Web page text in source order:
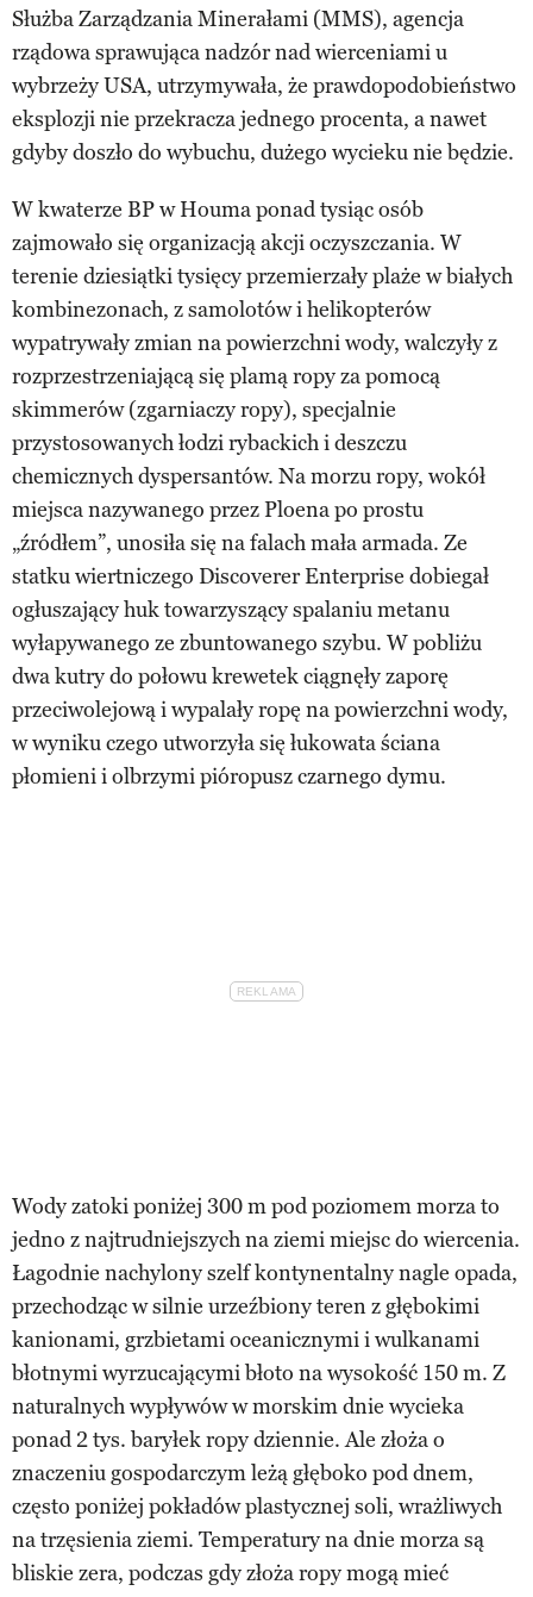
Służba Zarządzania Minerałami (MMS), agencja
rządowa sprawująca nadzór nad wierceniami u
wybrzeży USA, utrzymywała, że prawdopodobieństwo
eksplozji nie przekracza jednego procenta, a nawet
gdyby doszło do wybuchu, dużego wycieku nie będzie.
W kwaterze BP w Houma ponad tysiąc osób
zajmowało się organizacją akcji oczyszczania. W
terenie dziesiątki tysięcy przemierzały plaże w białych
kombinezonach, z samolotów i helikopterów
wypatrywały zmian na powierzchni wody, walczyły z
rozprzestrzeniającą się plamą ropy za pomocą
skimmerów (zgarniaczy ropy), specjalnie
przystosowanych łodzi rybackich i deszczu
chemicznych dyspersantów. Na morzu ropy, wokół
miejsca nazywanego przez Ploena po prostu
„źródłem”, unosiła się na falach mała armada. Ze
statku wiertniczego Discoverer Enterprise dobiegał
ogłuszający huk towarzyszący spalaniu metanu
wyłapywanego ze zbuntowanego szybu. W pobliżu
dwa kutry do połowu krewetek ciągnęły zaporę
przeciwolejową i wypalały ropę na powierzchni wody,
w wyniku czego utworzyła się łukowata ściana
płomieni i olbrzymi pióropusz czarnego dymu.
Wody zatoki poniżej 300 m pod poziomem morza to
jedno z najtrudniejszych na ziemi miejsc do wiercenia.
Łagodnie nachylony szelf kontynentalny nagle opada,
przechodząc w silnie urzeźbiony teren z głębokimi
kanionami, grzbietami oceanicznymi i wulkanami
błotnymi wyrzucającymi błoto na wysokość 150 m. Z
naturalnych wypływów w morskim dnie wycieka
ponad 2 tys. baryłek ropy dziennie. Ale złoża o
znaczeniu gospodarczym leżą głęboko pod dnem,
często poniżej pokładów plastycznej soli, wrażliwych
na trzęsienia ziemi. Temperatury na dnie morza są
bliskie zera, podczas gdy złoża ropy mogą mieć